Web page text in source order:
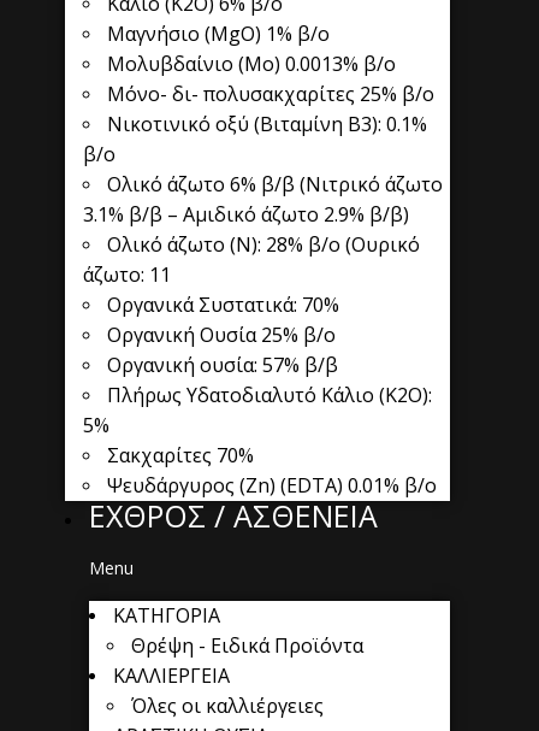
Μαγνήσιο (MgO) 1% β/ο
Μολυβδαίνιο (Mo) 0.0013% β/ο
Μόνο- δι- πολυσακχαρίτες 25% β/ο
Νικοτινικό οξύ (Βιταμίνη Β3): 0.1%
β/ο
Ολικό άζωτο 6% β/β (Νιτρικό άζωτο
3.1% β/β – Αμιδικό άζωτο 2.9% β/β)
Ολικό άζωτο (Ν): 28% β/o (Ουρικό
άζωτο: 11
Οργανικά Συστατικά: 70%
Οργανική Ουσία 25% β/ο
Οργανική ουσία: 57% β/β
Πλήρως Υδατοδιαλυτό Κάλιο (K2O):
5%
Σακχαρίτες 70%
Ψευδάργυρος (Zn) (EDTA) 0.01% β/ο
ΕΧΘΡΟΣ / ΑΣΘΕΝΕΙΑ
Menu
ΚΑΤΗΓΟΡΙΑ
Θρέψη - Ειδικά Προϊόντα
ΚΑΛΛΙΕΡΓΕΙΑ
Όλες οι καλλιέργειες